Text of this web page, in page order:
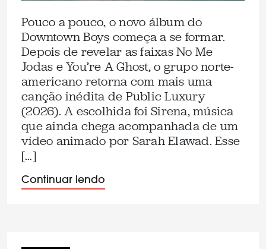
Pouco a pouco, o novo álbum do
Downtown Boys começa a se formar.
Depois de revelar as faixas No Me
Jodas e You’re A Ghost, o grupo norte-
americano retorna com mais uma
canção inédita de Public Luxury
(2026). A escolhida foi Sirena, música
que ainda chega acompanhada de um
vídeo animado por Sarah Elawad. Esse
[…]
Continuar lendo